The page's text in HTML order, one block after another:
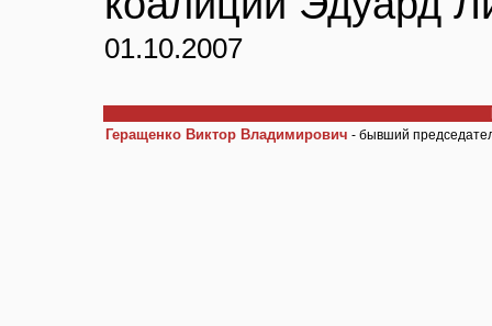
01.10.2007
Геращенко Виктор Владимирович - бывший